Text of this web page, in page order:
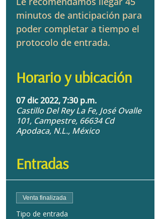
minutos de anticipación para
poder completar a tiempo el
protocolo de entrada.
Horario y ubicación
07 dic 2022, 7:30 p.m.
Castillo Del Rey La Fe, José Ovalle
101, Campestre, 66634 Cd
Apodaca, N.L., México
Entradas
Venta finalizada
Tipo de entrada